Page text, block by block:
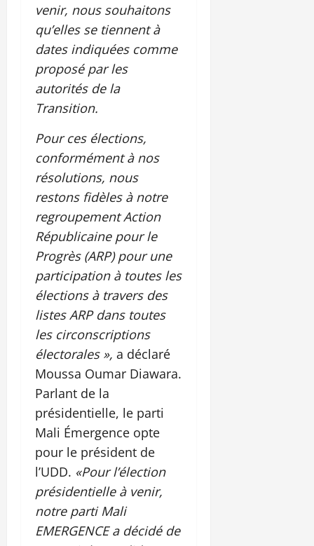
venir, nous souhaitons
qu’elles se tiennent à
dates indiquées comme
proposé par les
autorités de la
Transition.
Pour ces élections,
conformément à nos
résolutions, nous
restons fidèles à notre
regroupement Action
Républicaine pour le
Progrès (ARP) pour une
participation à toutes les
élections à travers des
listes ARP dans toutes
les circonscriptions
électorales », a déclaré
Moussa Oumar Diawara.
Parlant de la
présidentielle, le parti
Mali Émergence opte
pour le président de
l’UDD. «Pour l’élection
présidentielle à venir,
notre parti Mali
EMERGENCE a décidé de